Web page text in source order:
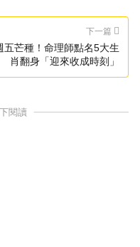
下一篇
五芒種！命理師點名5大生
肖翻身「迎來收成時刻」
閱讀